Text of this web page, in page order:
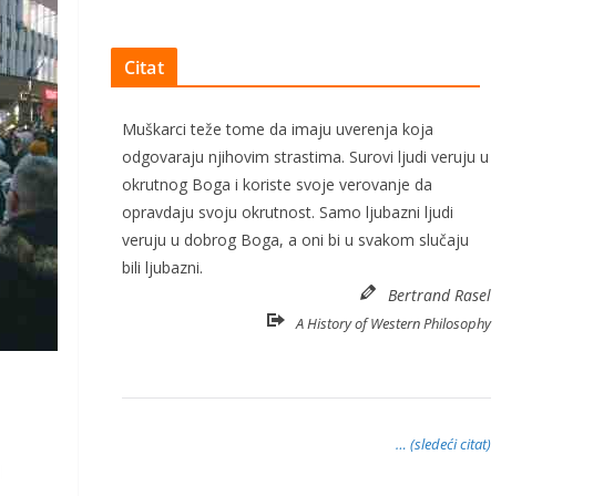
Citat
Muškarci teže tome da imaju uverenja koja
odgovaraju njihovim strastima. Surovi ljudi veruju u
okrutnog Boga i koriste svoje verovanje da
opravdaju svoju okrutnost. Samo ljubazni ljudi
veruju u dobrog Boga, a oni bi u svakom slučaju
bili ljubazni.
Bertrand Rasel
A History of Western Philosophy
… (sledeći citat)